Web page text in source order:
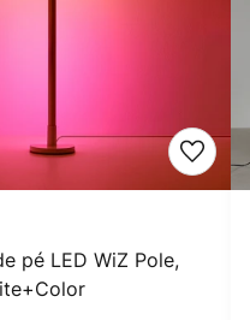
pé LED WiZ Pole,